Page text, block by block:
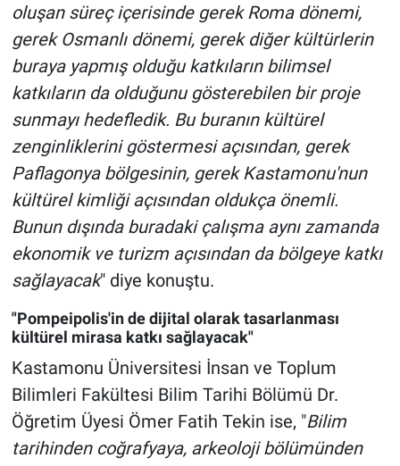
oluşan süreç içerisinde gerek Roma dönemi,
gerek Osmanlı dönemi, gerek diğer kültürlerin
buraya yapmış olduğu katkıların bilimsel
katkıların da olduğunu gösterebilen bir proje
sunmayı hedefledik. Bu buranın kültürel
zenginliklerini göstermesi açısından, gerek
Paflagonya bölgesinin, gerek Kastamonu'nun
kültürel kimliği açısından oldukça önemli.
Bunun dışında buradaki çalışma aynı zamanda
ekonomik ve turizm açısından da bölgeye katkı
sağlayacak" diye konuştu.
"Pompeipolis'in de dijital olarak tasarlanması
kültürel mirasa katkı sağlayacak"
Kastamonu Üniversitesi İnsan ve Toplum
Bilimleri Fakültesi Bilim Tarihi Bölümü Dr.
Öğretim Üyesi Ömer Fatih Tekin ise, "Bilim
tarihinden coğrafyaya, arkeoloji bölümünden